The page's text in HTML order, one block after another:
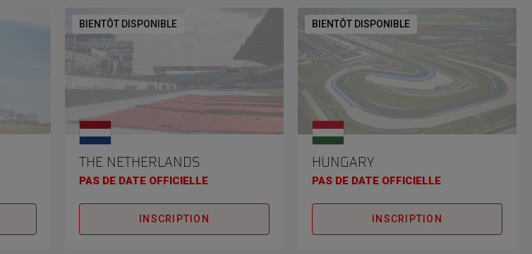
BIENTÔT DISPONIBLE
THE NETHERLANDS
PAS DE DATE OFFICIELLE
INSCRIPTION
BIENTÔT DISPONIBLE
HUNGARY
PAS DE DATE OFFICIELLE
INSCRIPTION